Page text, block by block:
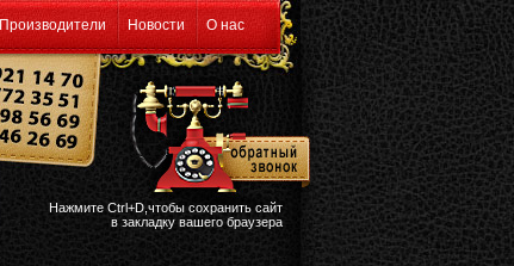
Производители Новости О нас
Нажмите Ctrl+D,чтобы сохранить сайт
в закладку вашего браузера